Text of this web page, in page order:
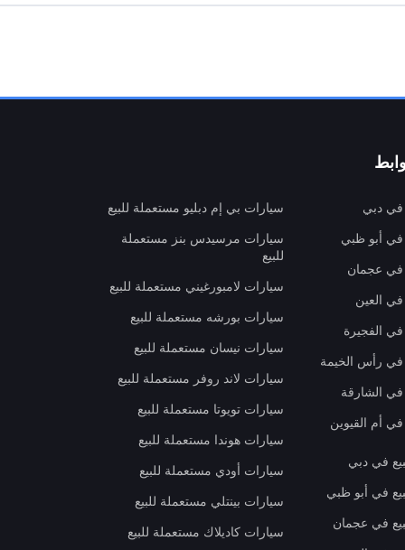
في دبي
في أبو ظبي
في عجمان
في العين
في الفجيرة
في رأس الخيمة
في الشارقة
أم القيوين
في دبي
في أبو ظبي
في عجمان
سيارات بي إم دبليو مستعملة للبيع
سيارات مرسيدس بنز مستعملة
للبيع
سيارات لامبورغيني مستعملة للبيع
سيارات بورشه مستعملة للبيع
سيارات نيسان مستعملة للبيع
سيارات لاند روفر مستعملة للبيع
سيارات تويوتا مستعملة للبيع
سيارات هوندا مستعملة للبيع
سيارات أودي مستعملة للبيع
سيارات بينتلي مستعملة للبيع
سيارات كاديلاك مستعملة للبيع